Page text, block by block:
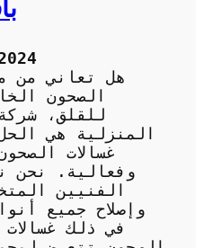
هل تعاني من
الصحون
للقلق،
المنزلية هي
غسالات
وفعالية. نحن
الفنيين
وإصلاح جميع
في ذلك